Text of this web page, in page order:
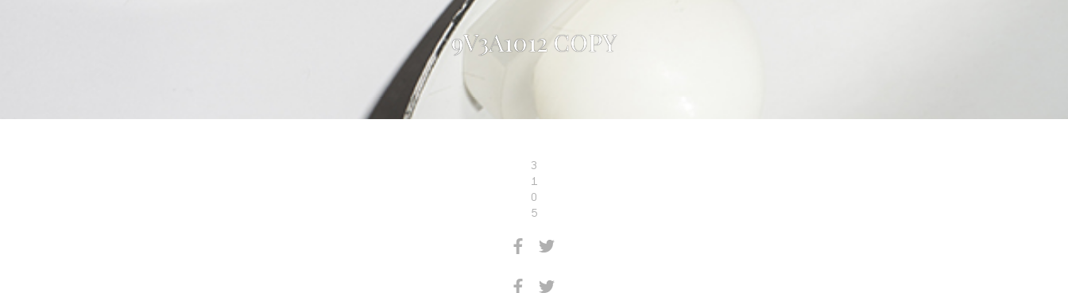
9V3A1012 COPY
3
1
0
5